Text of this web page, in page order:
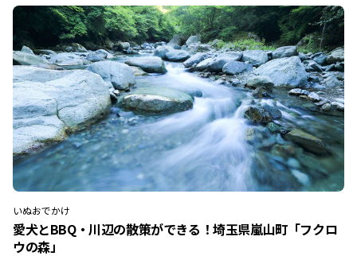
いぬおでかけ
愛犬とBBQ・川辺の散策ができる！埼玉県嵐山町「フクロ
ウの森」